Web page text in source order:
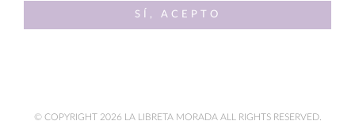
SÍ, ACEPTO
© COPYRIGHT 2026 LA LIBRETA MORADA ALL RIGHTS RESERVED.